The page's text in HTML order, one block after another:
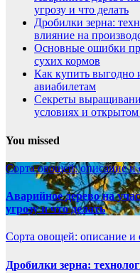
угрозу и что делать
Дробилки зерна:
влияние на
Основные ошибки
сухих кормов
Как купить выгодно
авиабилетам
Секреты
условиях и открытом
You missed
Сорта овощей: описание и
Аварийное дерево на
угрозу и что делать
Сорта овощей: описание и
Дробилки зерна: